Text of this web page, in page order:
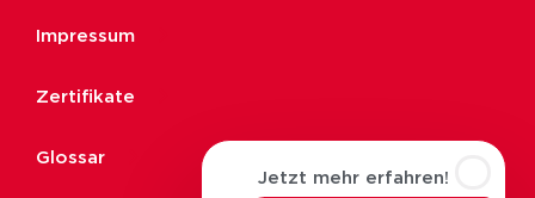
Impressum
Zertifikate
Glossar
Jetzt mehr erfahren!